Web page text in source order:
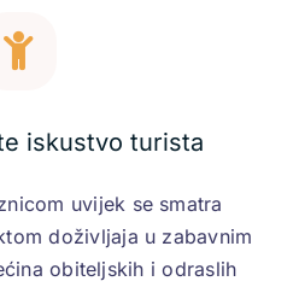
iskustvo turista
uvijek se smatra
doživljaja u zabavnim
obiteljskih i odraslih